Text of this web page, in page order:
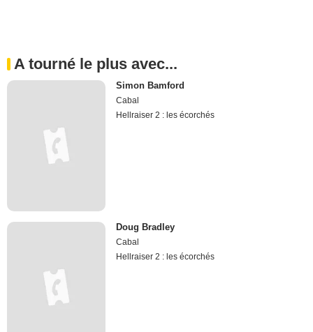
A tourné le plus avec...
Simon Bamford
Cabal
Hellraiser 2 : les écorchés
Doug Bradley
Cabal
Hellraiser 2 : les écorchés